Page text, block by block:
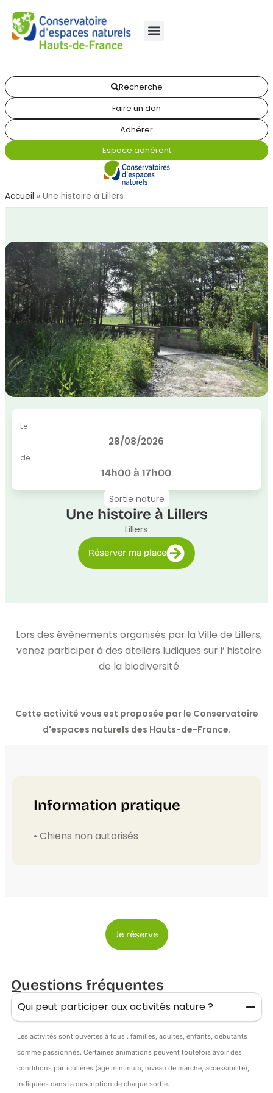
Recherche
Faire un don
Adhérer
Espace adhérent
Accueil » Une histoire à Lillers
Le
28/08/2026
de
14h00 à 17h00
Sortie nature
Une histoire à Lillers
Lillers
Réserver ma place
Lors des évènements organisés par la Ville de Lillers,
venez participer à des ateliers ludiques sur l’ histoire
de la biodiversité
Cette activité vous est proposée par le Conservatoire
d'espaces naturels des Hauts-de-France.
Information pratique
• Chiens non autorisés
Je réserve
Questions fréquentes
Qui peut participer aux activités nature ?
Les activités sont ouvertes à tous : familles, adultes, enfants, débutants
comme passionnés. Certaines animations peuvent toutefois avoir des
conditions particulières (âge minimum, niveau de marche, accessibilité),
indiquées dans la description de chaque sortie.